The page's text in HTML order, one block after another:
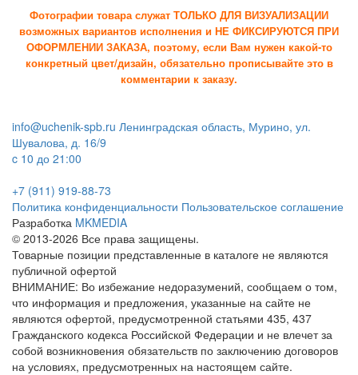
Фотографии товара служат ТОЛЬКО ДЛЯ ВИЗУАЛИЗАЦИИ
возможных вариантов исполнения и НЕ ФИКСИРУЮТСЯ ПРИ
ОФОРМЛЕНИИ ЗАКАЗА, поэтому, если Вам нужен какой-то
конкретный цвет/дизайн, обязательно прописывайте это в
комментарии к заказу.
info@uchenik-spb.ru Ленинградская область, Мурино, ул.
Шувалова, д. 16/9
c 10 до 21:00
+7 (911) 919-88-73
Политика конфиденциальности Пользовательское соглашение
Разработка MKMEDIA
© 2013-2026 Все права защищены.
Товарные позиции представленные в каталоге не являются
публичной офертой
ВНИМАНИЕ: Во избежание недоразумений, сообщаем о том,
что информация и предложения, указанные на сайте не
являются офертой, предусмотренной статьями 435, 437
Гражданского кодекса Российской Федерации и не влечет за
собой возникновения обязательств по заключению договоров
на условиях, предусмотренных на настоящем сайте.